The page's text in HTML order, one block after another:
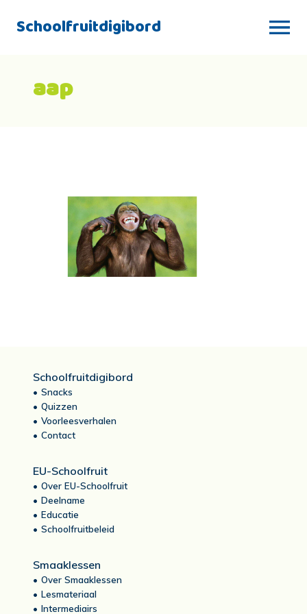
Schoolfruitdigibord
aap
Schoolfruitdigibord
Snacks
Quizzen
Voorleesverhalen
Contact
EU-Schoolfruit
Over EU-Schoolfruit
Deelname
Educatie
Schoolfruitbeleid
Smaaklessen
Over Smaaklessen
Lesmateriaal
Intermediairs